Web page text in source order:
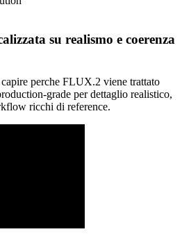
su realismo e coerenza
perche FLUX.2 viene trattato
grade per dettaglio realistico,
ricchi di reference.